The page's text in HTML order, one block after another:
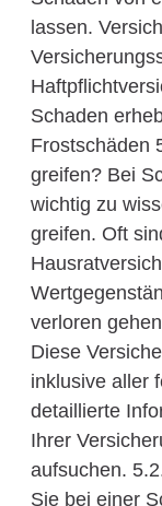
lassen.
Schaden
Frostschäden
greifen? Bei
wichtig zu
greifen. Oft
verloren
Diese
inklusive aller
detaillierte
Ihrer
aufsuchen.
Sie bei einer